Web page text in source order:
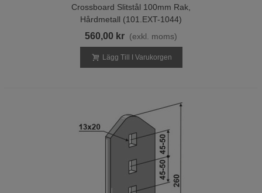
Crossboard Slitstål 100mm Rak,
Hårdmetall (101.EXT-1044)
560,00 kr (exkl. moms)
Lägg Till I Varukorgen